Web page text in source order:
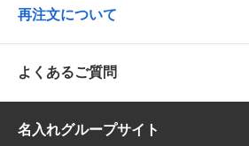
再注文について
よくあるご質問
名入れグループサイト